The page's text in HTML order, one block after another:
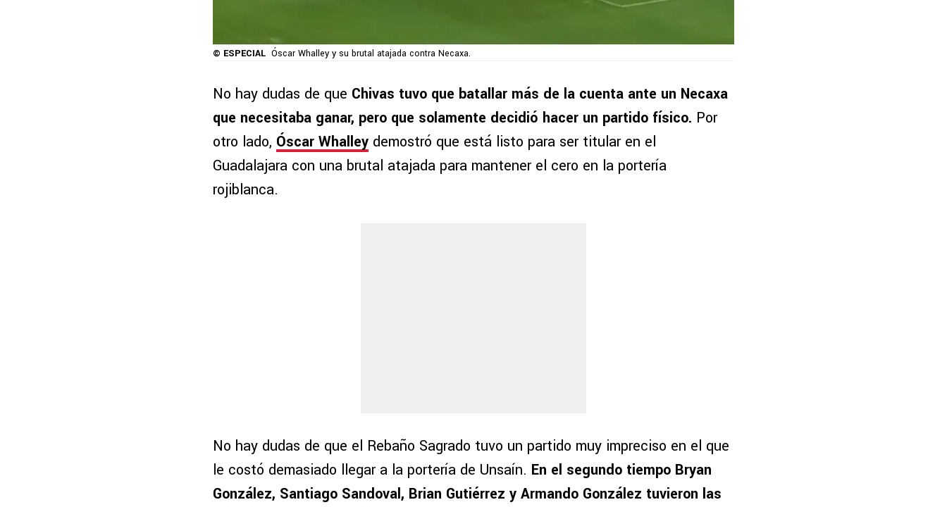
© ESPECIAL Óscar Whalley y su brutal atajada contra Necaxa.
No hay dudas de que Chivas tuvo que batallar más de la cuenta ante un Necaxa
que necesitaba ganar, pero que solamente decidió hacer un partido físico. Por
otro lado, Óscar Whalley demostró que está listo para ser titular en el
Guadalajara con una brutal atajada para mantener el cero en la portería
rojiblanca.
No hay dudas de que el Rebaño Sagrado tuvo un partido muy impreciso en el que
le costó demasiado llegar a la portería de Unsaín. En el segundo tiempo Bryan
González, Santiago Sandoval, Brian Gutiérrez y Armando González tuvieron las